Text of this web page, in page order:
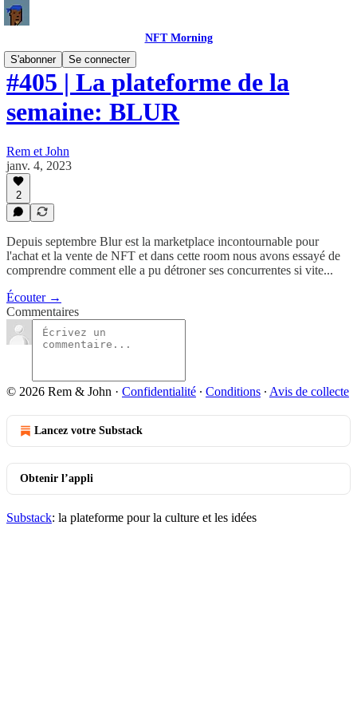
NFT Morning
S'abonner
Se connecter
#405 | La plateforme de la
semaine: BLUR
Rem et John
janv. 4, 2023
2
Depuis septembre Blur est la marketplace incontournable pour
l'achat et la vente de NFT et dans cette room nous avons essayé de
comprendre comment elle a pu détroner ses concurrentes si vite...
Écouter →
Commentaires
© 2026 Rem & John · Confidentialité ∙ Conditions ∙ Avis de collecte
Lancez votre Substack
Obtenir l’appli
Substack: la plateforme pour la culture et les idées